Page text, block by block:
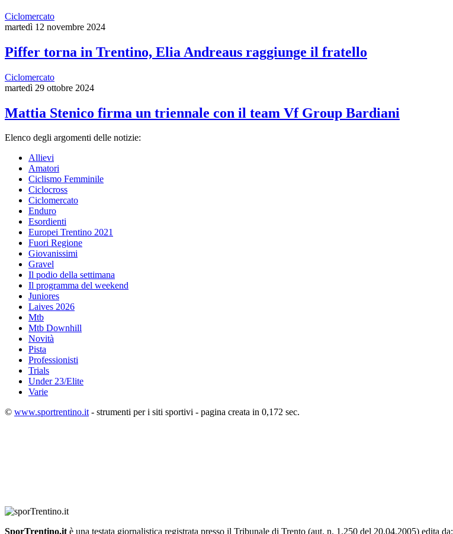
Ciclomercato
martedì 12 novembre 2024
Piffer torna in Trentino, Elia Andreaus raggiunge il fratello
Ciclomercato
martedì 29 ottobre 2024
Mattia Stenico firma un triennale con il team Vf Group Bardiani
Elenco degli argomenti delle notizie:
Allievi
Amatori
Ciclismo Femminile
Ciclocross
Ciclomercato
Enduro
Esordienti
Europei Trentino 2021
Fuori Regione
Giovanissimi
Gravel
Il podio della settimana
Il programma del weekend
Juniores
Laives 2026
Mtb
Mtb Downhill
Novità
Pista
Professionisti
Trials
Under 23/Elite
Varie
© www.sportrentino.it- strumenti per i siti sportivi - pagina creata in 0,172 sec.
SporTrentino.it è una testata giornalistica registrata presso il Tribunale di Trento (aut. n. 1.250 del 20.04.2005) edita da: